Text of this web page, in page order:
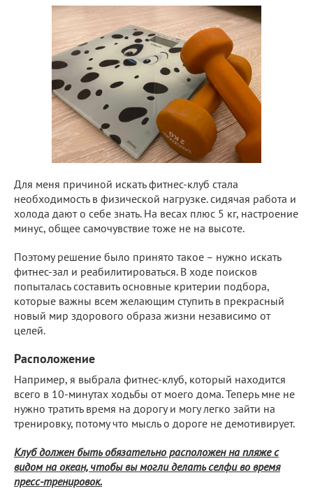
Для меня причиной искать фитнес-клуб стала
необходимость в физической нагрузке. сидячая работа и
холода дают о себе знать. На весах плюс 5 кг, настроение
минус, общее самочувствие тоже не на высоте.
Поэтому решение было принято такое – нужно искать
фитнес-зал и реабилитироваться. В ходе поисков
попыталась составить основные критерии подбора,
которые важны всем желающим ступить в прекрасный
новый мир здорового образа жизни независимо от
целей.
Расположение
Например, я выбрала фитнес-клуб, который находится
всего в 10-минутах ходьбы от моего дома. Теперь мне не
нужно тратить время на дорогу и могу легко зайти на
тренировку, потому что мысль о дороге не демотивирует.
Клуб должен быть обязательно расположен на пляже с
видом на океан, чтобы вы могли делать селфи во время
пресс-тренировок.